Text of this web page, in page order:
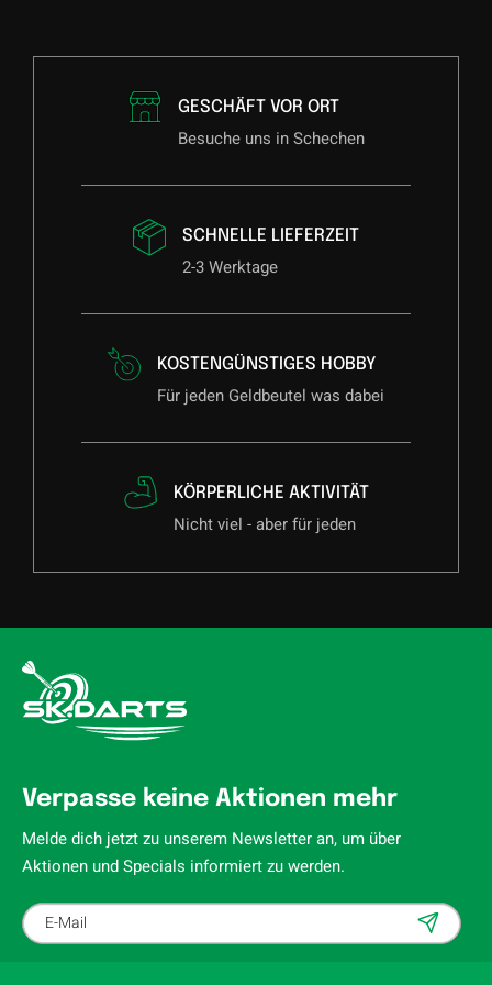
Target Japan MIZU Series 03ist ideal für Spieler, die
ein kraftvolles, kompaktes Barrel mit maximaler
Kontrolle suchen. Mit ihrer Torpedo-Form, präzisem Grip
konstante Scores und starke Performance am Oche.
GESCHÄFT VOR ORT
Besuche uns in Schechen
SCHNELLE LIEFERZEIT
2-3 Werktage
KOSTENGÜNSTIGES HOBBY
Für jeden Geldbeutel was dabei
KÖRPERLICHE AKTIVITÄT
Nicht viel - aber für jeden
Verpasse keine Aktionen mehr
Melde dich jetzt zu unserem Newsletter an, um über
Aktionen und Specials informiert zu werden.